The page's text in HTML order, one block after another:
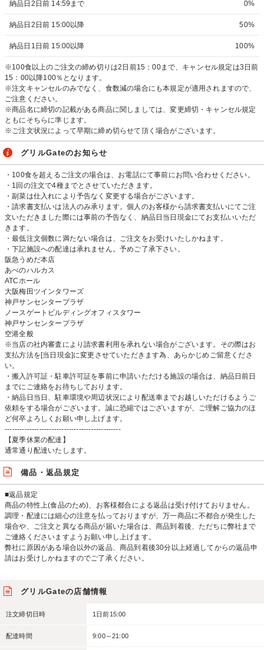
納品日2日前 14:59まで 0%
納品日2日前 15:00以降 50%
納品日1日前 15:00以降 100%
※100食以上のご注文の締め切りは2日前15：00まで、キャンセル規定は3日前
15：00以降100％となります。
※注文キャンセルのみでなく、食数減の場合にも本規定が適用されますので、
ご注意ください。
※商品名に締切の記載がある商品に関しましては、変更締切・キャンセル規定
ともにそちらに準じます。
※ご注文状況によって早期に締め切らせて頂く場合がございます。
グリルGateのお知らせ
・100食を超えるご注文の場合は、お電話にて事前にお問い合わせください。
・1回の注文で4種までとさせていただきます。
・副菜は仕入れにより予告なく変更する場合がございます。
・請求書支払いは法人のみ承ります。個人のお客様から請求書支払いにてご注
文いただきました際には事前の予告なく、納品日当日現金にてお支払いいただ
きます。
・最低注文個数に満たない場合は、ご注文をお受けいたしかねます。
・下記施設への配達は承れません。予めご了承下さい。
阪急うめだ本店
あべのハルカス
ATCホール
大阪梅田ツインタワーズ
神戸サンセンタープラザ
ノースゲートビルディングオフィスタワー
神戸サンセンタープラザ
空港全般
※当店の社内審査により請求書利用を承れない場合がございます。その際はお
支払方法を[当日現金]に変更させていただきます為、あらかじめご留意くださ
い。
・搬入許可証・駐車許可証を事前に申請いただける施設の場合は、納品日前日
までにご連絡をお待ちしております。
・納品日当日、駐車環境や周辺状況により配送車までお越しいただけるようご
依頼をする場合がございます。誠に恐縮ではございますが、ご理解ご協力のほ
ど何卒よろしくお願い申し上げます。
-----------------------------------------------
【夏季休業の配達】
通常通り配達いたします。
備品・返品規定
■返品規定
商品の特性上(食品のため)、お客様都合による返品は受け付けておりません。
調理・配達には細心の注意を払っておりますが、万一商品に不都合が発生した
場合や、ご注文と異なる商品が届いた場合は、商品到着後、ただちに弊社まで
ご連絡くださいますようお願い申し上げます。
弊社に原因がある場合以外の返品、商品到着後30分以上経過してからの返品申
請はお受けしかねますのでご了承ください。
グリルGateの店舗情報
注文締切日時 1日前15:00
配達時間 9:00～21:00